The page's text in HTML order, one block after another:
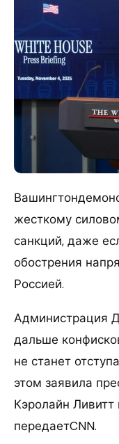
жесткому
санкций, даже
обострения
Россией.
Администрация
дальше
не станет
этом заявила
Кэролайн Ливитт
передаетCNN.